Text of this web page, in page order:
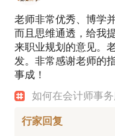
老师非常优秀、博学
而且思维通透，给我
来职业规划的意见。
发。非常感谢老师的
事成！
如何在会计师事
行家回复